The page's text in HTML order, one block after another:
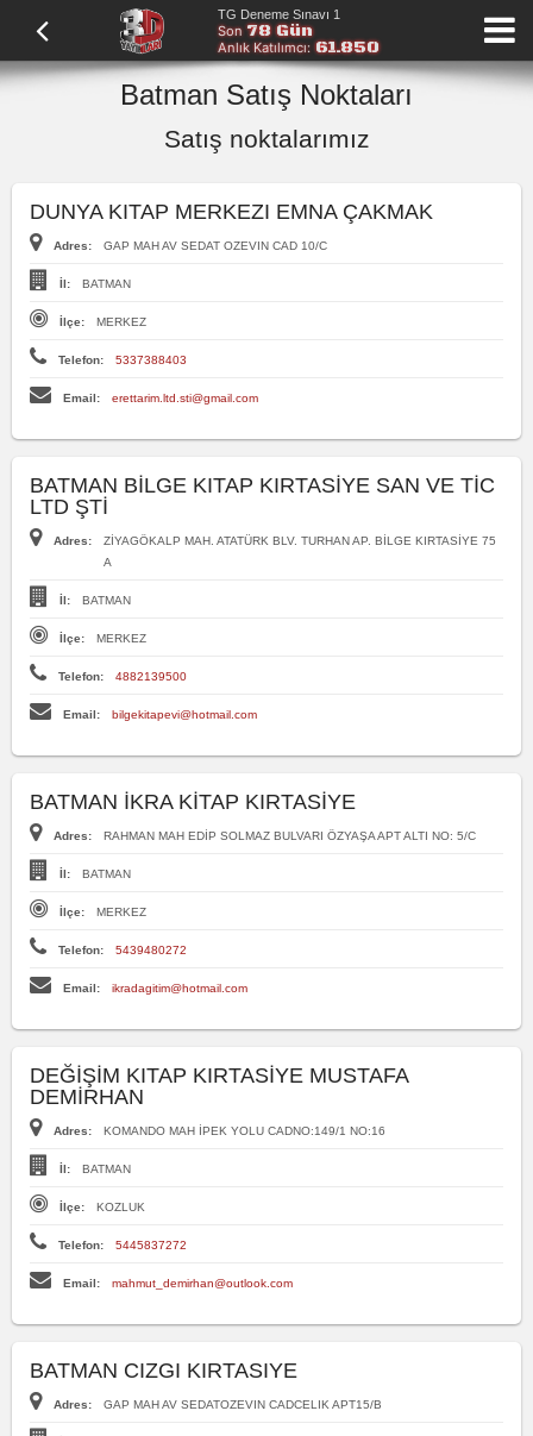
TG Deneme Sınavı 1
Son78 Gün
Anlık Katılımcı: 61.850
Batman Satış Noktaları
Satış noktalarımız
DUNYA KITAP MERKEZI EMNA ÇAKMAK
Adres: GAP MAH AV SEDAT OZEVIN CAD 10/C
İl: BATMAN
İlçe: MERKEZ
Telefon: 5337388403
Email: erettarim.ltd.sti@gmail.com
BATMAN BİLGE KITAP KIRTASİYE SAN VE TİC
LTD ŞTİ
Adres:
ZİYAGÖKALP MAH. ATATÜRK BLV. TURHAN AP. BİLGE KIRTASİYE 75
A
İl: BATMAN
İlçe: MERKEZ
Telefon: 4882139500
Email: bilgekitapevi@hotmail.com
BATMAN İKRA KİTAP KIRTASİYE
Adres: RAHMAN MAH EDİP SOLMAZ BULVARI ÖZYAŞA APT ALTI NO: 5/C
İl: BATMAN
İlçe: MERKEZ
Telefon: 5439480272
Email: ikradagitim@hotmail.com
DEĞİŞİM KITAP KIRTASİYE MUSTAFA
DEMİRHAN
Adres: KOMANDO MAH İPEK YOLU CADNO:149/1 NO:16
İl: BATMAN
İlçe: KOZLUK
Telefon: 5445837272
Email: mahmut_demirhan@outlook.com
BATMAN CIZGI KIRTASIYE
Adres: GAP MAH AV SEDATOZEVIN CADCELIK APT15/B